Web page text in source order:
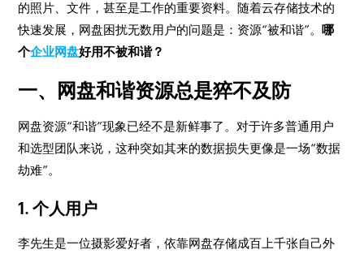
的照片、文件，甚至是工作的重要资料。随着云存储技术的
快速发展，网盘困扰无数用户的问题是：资源“被和谐”。哪
个企业网盘好用不被和谐？
一、网盘和谐资源总是猝不及防
网盘资源“和谐”现象已经不是新鲜事了。对于许多普通用户
和选型团队来说，这种突如其来的数据损失更像是一场“数据
劫难”。
1. 个人用户
李先生是一位摄影爱好者，依靠网盘存储成百上千张自己外